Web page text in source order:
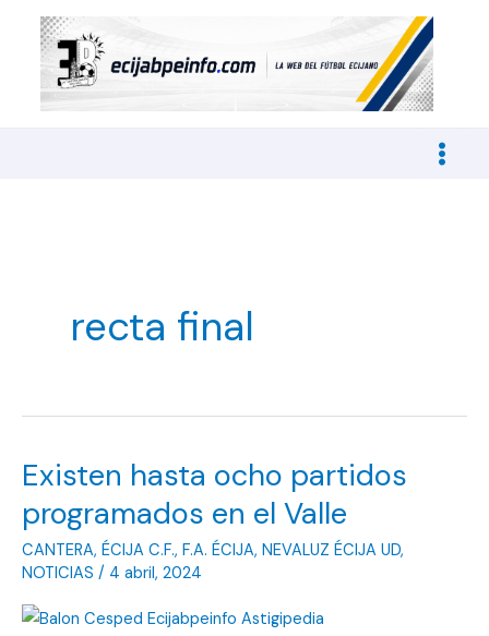
contenido
recta final
Existen hasta ocho partidos
programados en el Valle
CANTERA, ÉCIJA C.F., F.A. ÉCIJA, NEVALUZ ÉCIJA UD,
NOTICIAS / 4 abril, 2024